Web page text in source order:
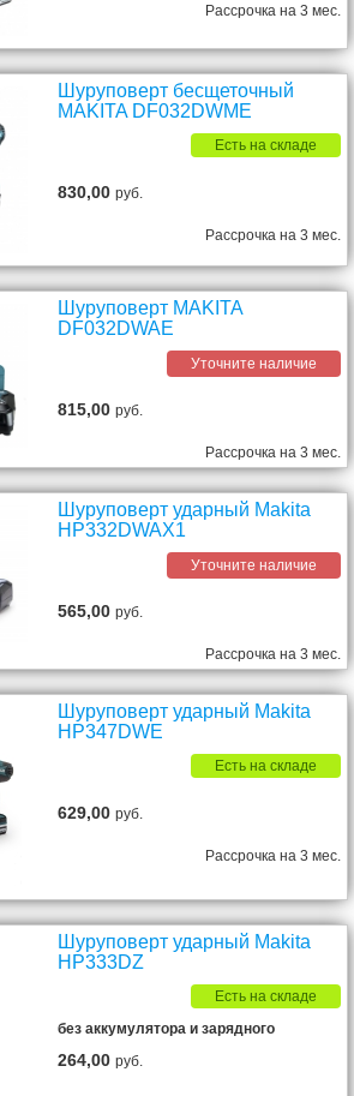
Рассрочка на 3 мес.
Шуруповерт бесщеточный
MAKITA DF032DWME
Есть на складе
830,00руб.
Рассрочка на 3 мес.
Шуруповерт MAKITA
DF032DWAE
Уточните наличие
815,00руб.
Рассрочка на 3 мес.
Шуруповерт ударный Makita
HP332DWAX1
Уточните наличие
565,00руб.
Рассрочка на 3 мес.
Шуруповерт ударный Makita
HP347DWE
Есть на складе
629,00руб.
Рассрочка на 3 мес.
Шуруповерт ударный Makita
HP333DZ
Есть на складе
без аккумулятора и зарядного
264,00руб.